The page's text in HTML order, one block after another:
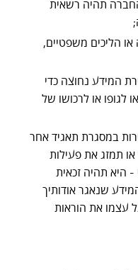
תהיה רשאית
הליכים משפטיים,
המידע נחוצה כדי
לגופו או לרכושו של
במסגרת תאגיד אחר
תמזג את פעילות
היא תהיה זכאית
שנאגר אודותיך
עצמו את הוראות